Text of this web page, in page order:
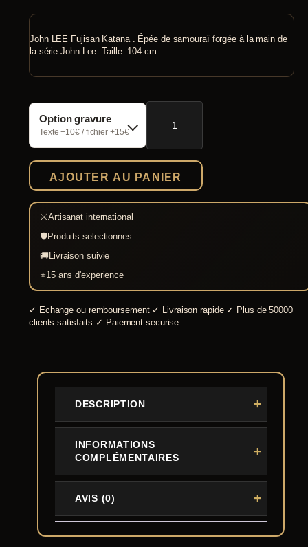
John LEE Fujisan Katana . Épée de samouraï forgée à la main de
la série John Lee. Taille: 104 cm.
Option gravure
Texte +10€ / fichier +15€
quantité
Lee
acier
Damas
AJOUTER AU PANIER
⚔Artisanat international
🛡Produits selectionnes
🚚Livraison suivie
⭐15 ans d'experience
✓ Echange ou remboursement ✓ Livraison rapide ✓ Plus de 50000
clients satisfaits ✓ Paiement securise
DESCRIPTION
INFORMATIONS
COMPLÉMENTAIRES
AVIS (0)